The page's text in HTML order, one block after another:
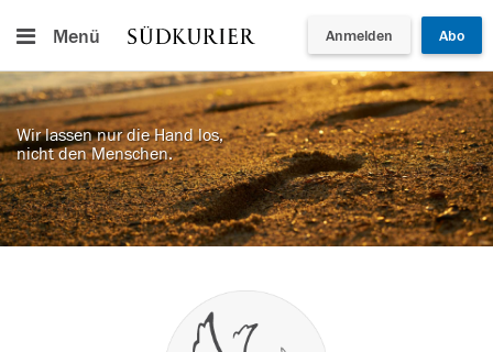
Menü Anmelden Abo
Wir lassen nur die Hand los,
nicht den Menschen.